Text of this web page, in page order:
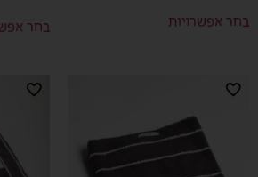
בחר אפשרויות בחר